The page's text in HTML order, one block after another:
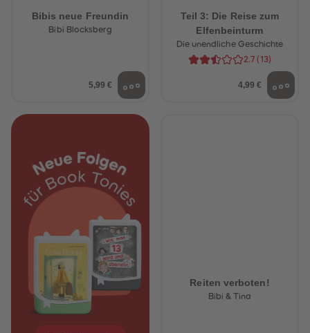
Bibis neue Freundin
Bibi Blocksberg
5,99 €
Teil 3: Die Reise zum
Elfenbeinturm
Die unendliche Geschichte
2.7 ( 13)
4,99 €
Reiten verboten!
Bibi & Tina